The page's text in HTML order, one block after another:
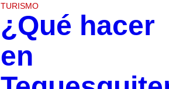
TURISMO
¿Qué hacer
en